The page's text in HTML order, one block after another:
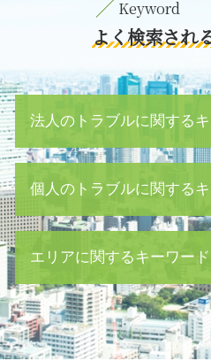
よく検索され
法人のトラブルに関する
組織 法務
企業 紛争
残業代 請求
就業規則 作成
法令 遵守
パワハラ 訴える
債務超過 とは
個人のトラブルに関する
婚姻費用 審判
生命保険 遺産分割
刑事事件 起訴 まで
家庭裁判所 調停
公正証書 遺言 死亡
エリアに関するキーワード
労働問題 中央区 弁
交通事故 八丁堀 弁
M&A 茅場町 相談